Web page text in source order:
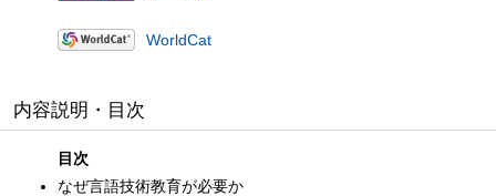
WorldCat
内容説明・目次
目次
なぜ言語技術教育が必要か